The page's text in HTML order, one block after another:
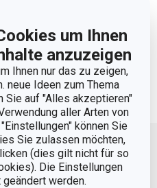
um Ihnen
anzuzeigen
Ihnen nur das zu zeigen,
neue Ideen zum Thema
Sie auf "Alles akzeptieren"
aller Arten von
können Sie
Sie zulassen möchten,
(dies gilt nicht für so
Die Einstellungen
werden.
für diese Filter
oben